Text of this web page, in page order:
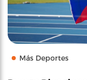
Más Deportes